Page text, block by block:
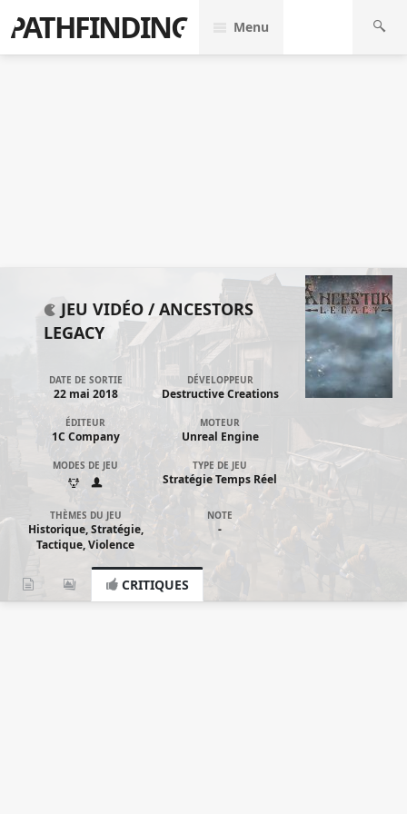
PATHFINDING Menu
JEU VIDÉO /ANCESTORS
LEGACY
DATE DE SORTIE
22 mai 2018
DÉVELOPPEUR
Destructive Creations
ÉDITEUR
1C Company
MOTEUR
Unreal Engine
MODES DE JEU TYPE DE JEU
Stratégie Temps Réel
THÈMES DU JEU
Historique, Stratégie,
Tactique, Violence
NOTE
-
CRITIQUES